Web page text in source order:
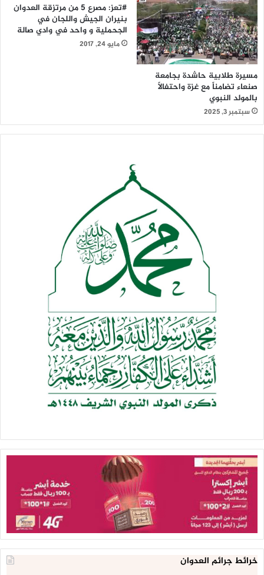
مسيرة طلابية حاشدة بجامعة
صنعاء تضامناً مع غزة واحتفالاً
بالمولد النبوي
سبتمبر 3, 2025
#تعز: مصرع 5 من مرتزقة العدوان
بنيران الجيش واللجان في
الجحملية و واحد في وادي صالة
مايو 24, 2017
خرائط جرائم العدوان